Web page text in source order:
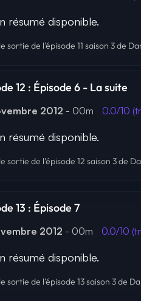
résumé disponible.
sortie de l'épisode 11 saison 3 de
12 : Épisode 6 - La suite
2012 - 00m 0.0/10
résumé disponible.
sortie de l'épisode 12 saison 3 de
13 : Épisode 7
2012 - 00m 0.0/10
résumé disponible.
sortie de l'épisode 13 saison 3 de